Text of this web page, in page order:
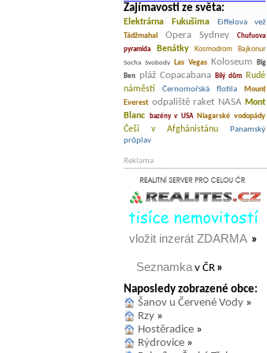
Zajímavosti ze světa:
Elektrárna Fukušima
Eiffelova vež
Tádžmahal
Opera Sydney
Chufuova
pyramida
Benátky Kosmodrom Bajkonur
Socha Svobody Las Vegas Koloseum
Big
Ben
pláž Copacabana Bílý dům
Rudé
náměstí
Černomořská flotila
Mount
Everest odpaliště raket NASA Mont
Blanc
bazény v USA Niagarské vodopády
Češi v Afghánistánu
Panamský
průplav
Reklama
vložit inzerát ZDARMA »
Seznamkav ČR »
Naposledy zobrazené obce:
Šanov u Červené Vody »
Rzy »
Hostěradice »
Rýdrovice »